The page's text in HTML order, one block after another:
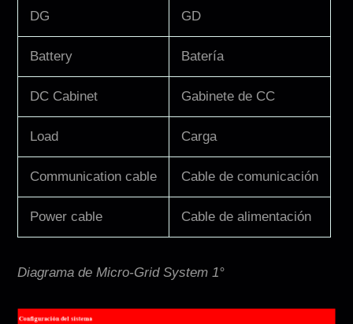
DG GD
Battery Batería
DC Cabinet Gabinete de CC
Load Carga
Communication cable Cable de comunicación
Power cable Cable de alimentación
Diagrama de Micro-Grid System 1°